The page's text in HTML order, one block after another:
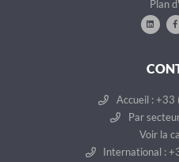
Plan
Accueil :
Par
Voir la
International :